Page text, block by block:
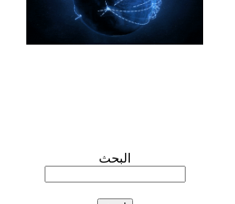
البحث